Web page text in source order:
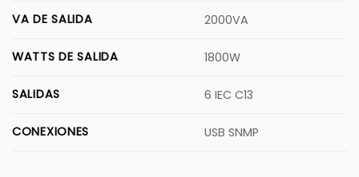
VA DE SALIDA 2000VA
WATTS DE SALIDA 1800W
SALIDAS 6 IEC C13
CONEXIONES USB SNMP